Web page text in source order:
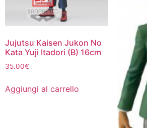
Jujutsu Kaisen Jukon No
Kata Yuji Itadori (B) 16cm
35.00€
Aggiungi al carrello